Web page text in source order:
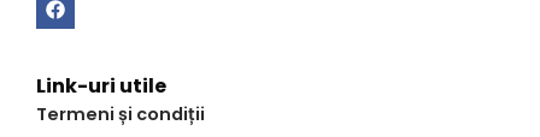
Link-uri utile
Termeni și condiții